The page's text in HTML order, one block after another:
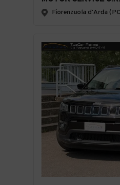
Fiorenzuola d'Arda